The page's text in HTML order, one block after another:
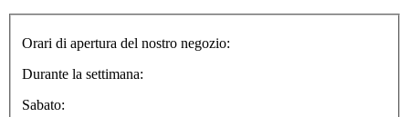
Orari di apertura del nostro negozio:
Durante la settimana:
Sabato: